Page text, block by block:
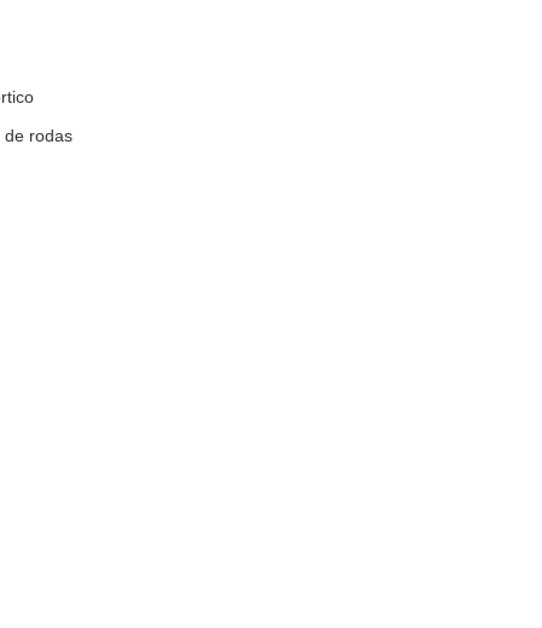
de rodas